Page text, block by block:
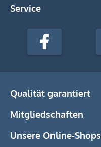
Service
stempel-
Media
Facebook
Qualität garantiert
Mitgliedschaften
Unsere Online-Shops